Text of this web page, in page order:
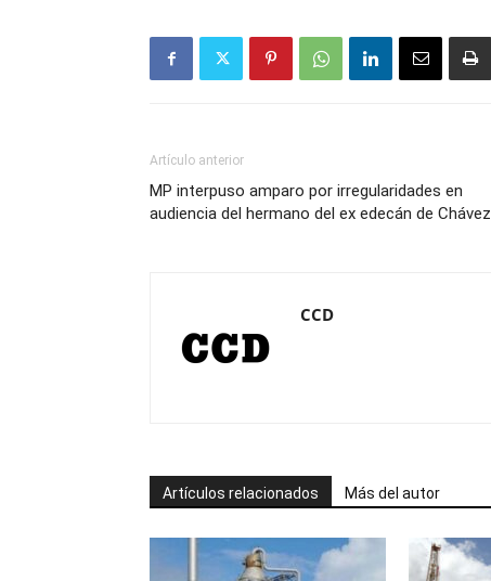
Artículo anterior
MP interpuso amparo por irregularidades en
audiencia del hermano del ex edecán de Chávez
CCD
Artículos relacionados Más del autor